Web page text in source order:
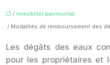
/ Immobilier patrimonial
/ Modalités de remboursement des
Les dégâts des eaux
pour les propriétaires et